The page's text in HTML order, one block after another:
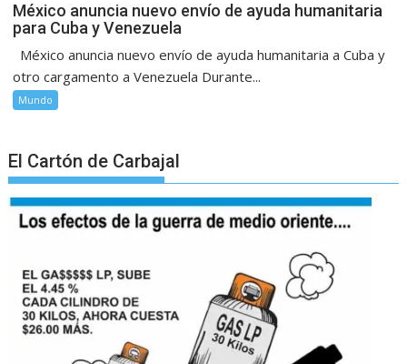
México anuncia nuevo envío de ayuda humanitaria
para Cuba y Venezuela
México anuncia nuevo envío de ayuda humanitaria a Cuba y
otro cargamento a Venezuela Durante...
Mundo
El Cartón de Carbajal